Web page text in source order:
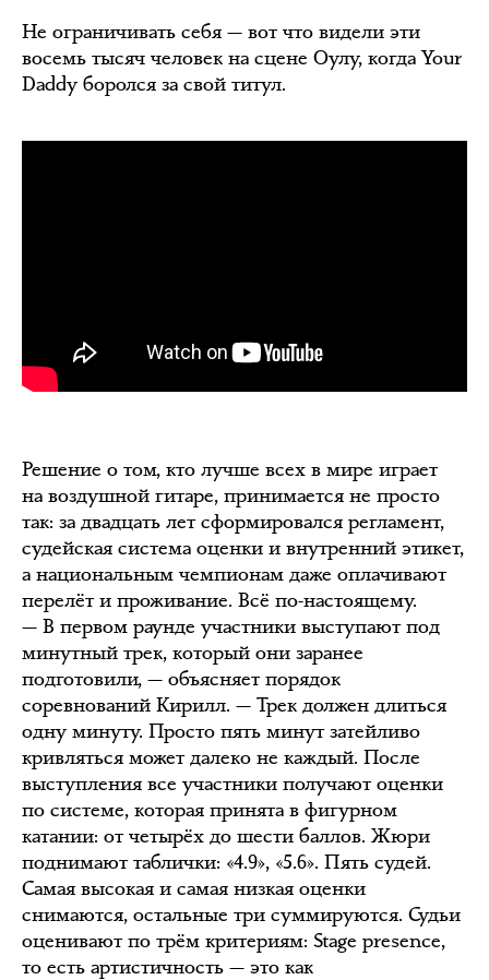
Не ограничивать себя — вот что видели эти
восемь тысяч человек на сцене Оулу, когда Your
Daddy боролся за свой титул.
Решение о том, кто лучше всех в мире играет
на воздушной гитаре, принимается не просто
так: за двадцать лет сформировался регламент,
судейская система оценки и внутренний этикет,
а национальным чемпионам даже оплачивают
перелёт и проживание. Всё по-настоящему.
— В первом раунде участники выступают под
минутный трек, который они заранее
подготовили, — объясняет порядок
соревнований Кирилл. — Трек должен длиться
одну минуту. Просто пять минут затейливо
кривляться может далеко не каждый. После
выступления все участники получают оценки
по системе, которая принята в фигурном
катании: от четырёх до шести баллов. Жюри
поднимают таблички: «4.9», «5.6». Пять судей.
Самая высокая и самая низкая оценки
снимаются, остальные три суммируются. Судьи
оценивают по трём критериям: Stage presence,
то есть артистичность — это как